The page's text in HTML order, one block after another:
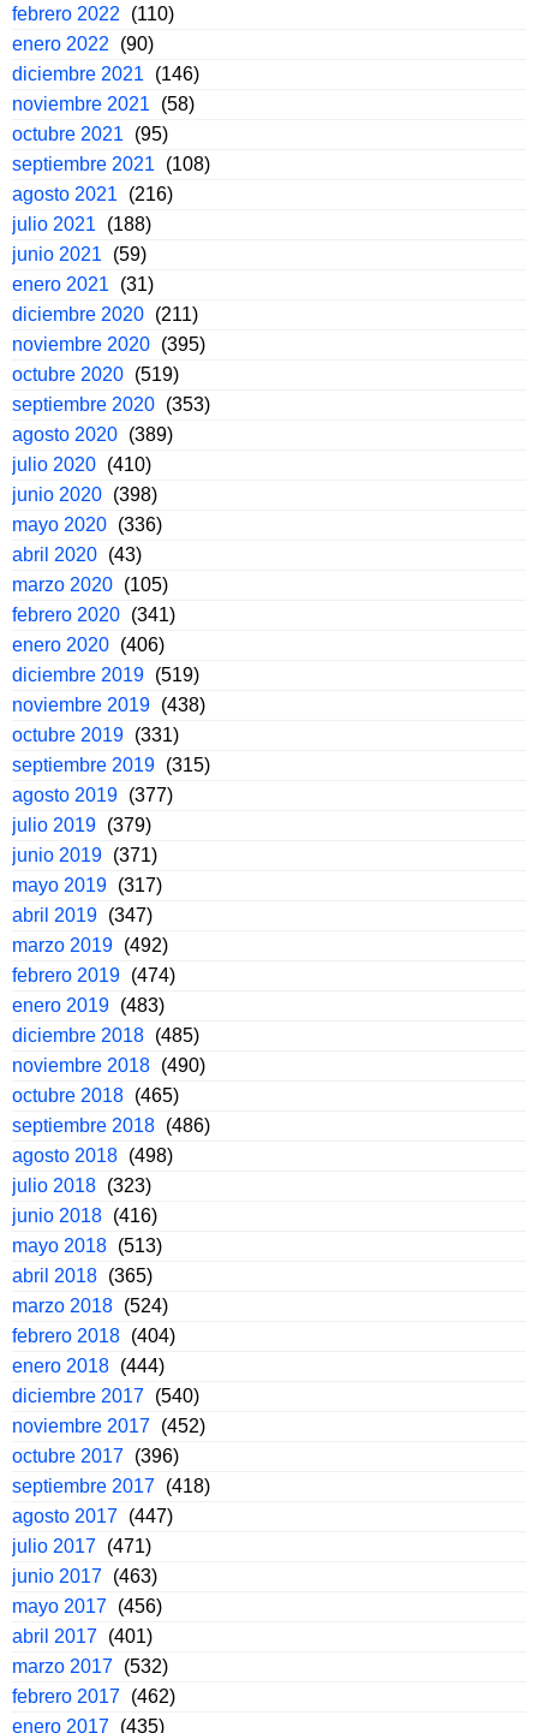
febrero 2022
(110)
enero 2022
(90)
diciembre 2021
(146)
noviembre 2021
(58)
octubre 2021
(95)
septiembre 2021
(108)
agosto 2021
(216)
julio 2021
(188)
junio 2021
(59)
enero 2021
(31)
diciembre 2020 (211)
noviembre 2020 (395)
octubre 2020 (519)
septiembre 2020 (353)
agosto 2020 (389)
julio 2020 (410)
junio 2020 (398)
mayo 2020 (336)
abril 2020 (43)
marzo 2020 (105)
febrero 2020 (341)
enero 2020 (406)
diciembre 2019 (519)
noviembre 2019 (438)
octubre 2019 (331)
septiembre 2019 (315)
agosto 2019 (377)
julio 2019 (379)
junio 2019 (371)
mayo 2019 (317)
abril 2019 (347)
marzo 2019 (492)
febrero 2019 (474)
enero 2019 (483)
diciembre 2018 (485)
noviembre 2018 (490)
octubre 2018 (465)
septiembre 2018 (486)
agosto 2018 (498)
julio 2018 (323)
junio 2018 (416)
mayo 2018 (513)
abril 2018 (365)
marzo 2018 (524)
febrero 2018 (404)
enero 2018 (444)
diciembre 2017 (540)
noviembre 2017 (452)
octubre 2017 (396)
septiembre 2017 (418)
agosto 2017 (447)
julio 2017 (471)
junio 2017 (463)
mayo 2017 (456)
abril 2017 (401)
marzo 2017 (532)
febrero 2017 (462)
enero 2017 (435)